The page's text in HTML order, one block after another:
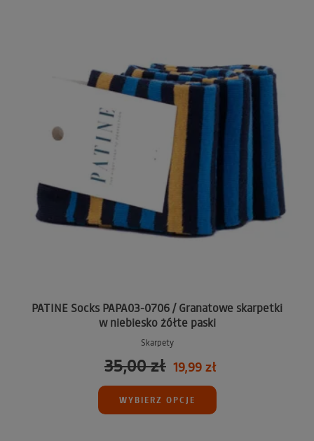
PATINE Socks PAPA03-0706 / Granatowe skarpetki
w niebiesko żółte paski
Skarpety
35,00 zł 19,99 zł
WYBIERZ OPCJE